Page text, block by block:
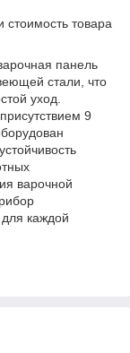
товара
панель
стали, что
уход.
9
варочной
каждой